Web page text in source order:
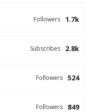
1.7k
Followers
2.8k
Subscribes
524
Followers
849
Followers